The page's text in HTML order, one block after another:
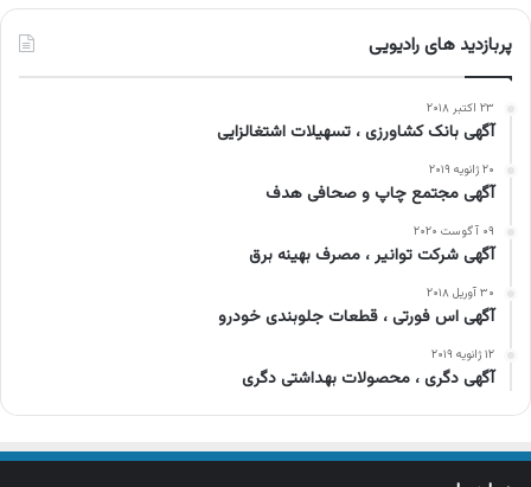
پربازدید های رادیویی
۲۳ اکتبر ۲۰۱۸
آگهی بانک کشاورزی ، تسهیلات اشتغالزایی
۲۰ ژانویه ۲۰۱۹
آگهی مجتمع چاپ و صحافی هدف
۰۹ آگوست ۲۰۲۰
آگهی شرکت توانیر ، مصرف بهینه برق
۳۰ آوریل ۲۰۱۸
آگهی اس فورتی ، قطعات جلوبندی خودرو
۱۲ ژانویه ۲۰۱۹
آگهی دگری ، محصولات بهداشتی دگری